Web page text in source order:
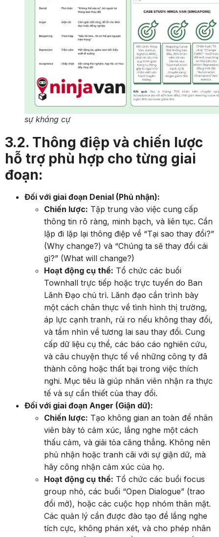
sự kháng cự
3.2. Thông điệp và chiến lược
hỗ trợ phù hợp cho từng giai
đoạn:
Đối với giai đoạn Denial (Phủ nhận):
Chiến lược: Tập trung vào việc cung cấp
thông tin rõ ràng, minh bạch, và liên tục. Cần
lặp đi lặp lại thông điệp về “Tại sao thay đổi?”
(Why change?) và “Chúng ta sẽ thay đổi cái
gì?” (What will change?)
Hoạt động cụ thể: Tổ chức các buổi
Townhall trực tiếp hoặc trực tuyến do Ban
Lãnh Đạo chủ trì. Lãnh đạo cần trình bày
một cách chân thực về tình hình thị trường,
áp lực cạnh tranh, rủi ro nếu không thay đổi,
và tầm nhìn về tương lai sau thay đổi. Cung
cấp dữ liệu cụ thể, các báo cáo nghiên cứu,
và câu chuyện thực tế về những công ty đã
thành công hoặc thất bại trong việc thích
nghi. Mục tiêu là giúp nhân viên nhận ra thực
tế và sự cần thiết của thay đổi.
Đối với giai đoạn Anger (Giận dữ):
Chiến lược: Tạo không gian an toàn để nhân
viên bày tỏ cảm xúc, lắng nghe một cách
thấu cảm, và giải tỏa căng thẳng. Không nên
phủ nhận hoặc tranh cãi với sự giận dữ, mà
hãy công nhận cảm xúc của họ.
Hoạt động cụ thể: Tổ chức các buổi focus
group nhỏ, các buổi “Open Dialogue” (trao
đổi mở), hoặc các cuộc họp nhóm thân mật.
Các quản lý cần được đào tạo để lắng nghe
tích cực, không phán xét, và cho phép nhân